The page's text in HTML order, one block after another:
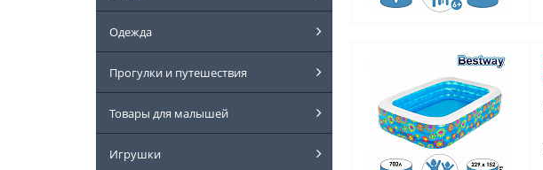
Одежда
Прогулки и путешествия
Товары для малышей
Игрушки